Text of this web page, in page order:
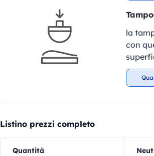
la
con
Listino prezzi completo
Quantità